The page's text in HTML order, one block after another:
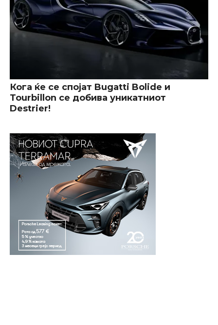
Кога ќе се спојат Bugatti Bolide и
Tourbillon се добива уникатниот
Destrier!